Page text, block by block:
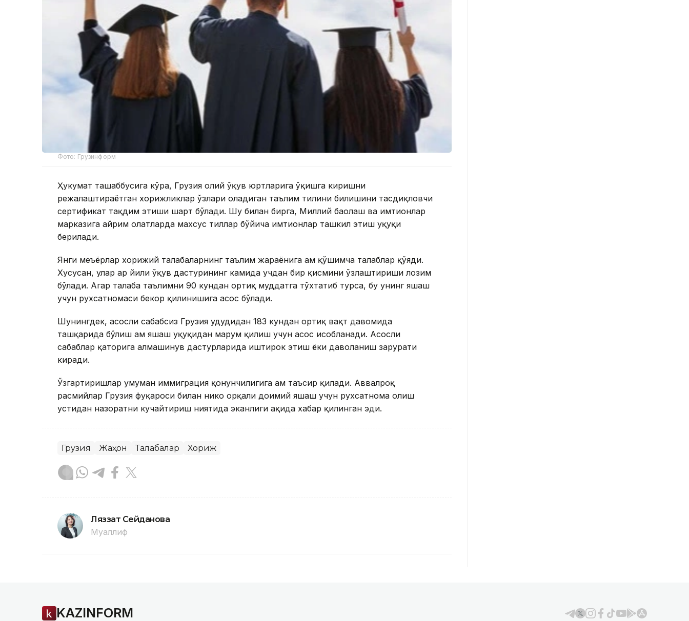
Фото: Грузинформ
Ҳукумат ташаббусига кўра, Грузия олий ўқув юртларига ўқишга киришни
режалаштираётган хорижликлар ўзлари оладиган таълим тилини билишини тасдиқловчи
сертификат тақдим этиши шарт бўлади. Шу билан бирга, Миллий баҳолаш ва имтиҳонлар
марказига айрим ҳолатларда махсус тиллар бўйича имтиҳонлар ташкил этиш ҳуқуқи
берилади.
Янги меъёрлар хорижий талабаларнинг таълим жараёнига ҳам қўшимча талаблар қўяди.
Хусусан, улар ҳар йили ўқув дастурининг камида учдан бир қисмини ўзлаштириши лозим
бўлади. Агар талаба таълимни 90 кундан ортиқ муддатга тўхтатиб турса, бу унинг яшаш
учун рухсатномаси бекор қилинишига асос бўлади.
Шунингдек, асосли сабабсиз Грузия ҳудудидан 183 кундан ортиқ вақт давомида
ташқарида бўлиш ҳам яшаш ҳуқуқидан маҳрум қилиш учун асос ҳисобланади. Асосли
сабаблар қаторига алмашинув дастурларида иштирок этиш ёки даволаниш зарурати
киради.
Ўзгартиришлар умуман иммиграция қонунчилигига ҳам таъсир қилади. Аввалроқ
расмийлар Грузия фуқароси билан никоҳ орқали доимий яшаш учун рухсатнома олиш
устидан назоратни кучайтириш ниятида эканлиги ҳақида хабар қилинган эди.
Грузия Жаҳон Талабалар Хориж
Ляззат Сейданова
Муаллиф
KAZINFORM